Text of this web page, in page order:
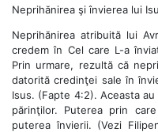
Neprihănirea şi învierea lui
Neprihănirea atribuită lui
credem în Cel care L-a
Prin urmare, rezultă că
datorită credinţei sale în
Isus. (Fapte 4:2). Aceasta
părinţilor. Puterea prin
puterea învierii. (Vezi